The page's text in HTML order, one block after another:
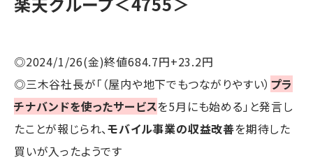
◎2024/1/26(金)終値684.7円+23.2円
◎三木谷社長が「（屋内や地下でもつながりやすい） プラ
チナバンドを使ったサービスを5月にも始める」と発言し
たことが報じられ、モバイル事業の収益改善を期待した
買いが入ったようです